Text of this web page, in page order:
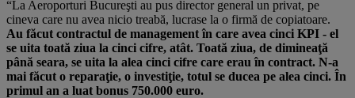
“La Aeroporturi Bucureşti au pus director general un privat, pe
cineva care nu avea nicio treabă, lucrase la o firmă de co­piatoare.
Au făcut contractul de manage­ment în care avea cinci KPI - el
se uita toată ziua la cinci cifre, atât. Toată ziua, de dimi­neaţă
până seara, se uita la alea cinci cifre care erau în contract. N-a
mai făcut o repa­raţie, o investiţie, totul se ducea pe alea cinci. În
primul an a luat bonus 750.000 euro.